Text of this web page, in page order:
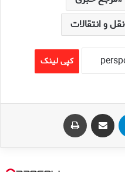
نقل و انتقالات
کپی لینک
تلگرام اشتراک گذاری از طریق ایمیل